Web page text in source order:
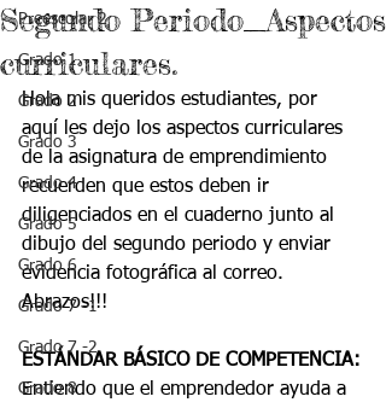
Preescolar 2
Grado 1
Grado 2
Grado 3
Grado 4
Grado 5
Grado 6
Grado 7 -1
Grado 7 -2
Grado 8
Segundo Periodo_Aspectos
curriculares.
Hola mis queridos estudiantes, por
aquí les dejo los aspectos curriculares
de la asignatura de emprendimiento
recuerden que estos deben ir
diligenciados en el cuaderno junto al
dibujo del segundo periodo y enviar
evidencia fotográfica al correo.
Abrazos!!!
ESTÁNDAR BÁSICO DE COMPETENCIA:
Entiendo que el emprendedor ayuda a